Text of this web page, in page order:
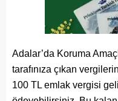
Adalar’da Koruma
tarafınıza çıkan
100 TL emlak vergisi